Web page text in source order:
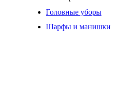
Головные уборы
Шарфы и манишки